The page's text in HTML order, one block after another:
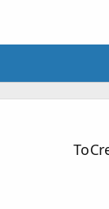
To